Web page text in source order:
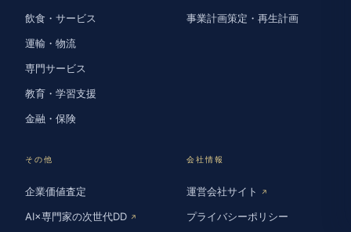
飲食・サービス
運輸・物流
専門サービス
教育・学習支援
金融・保険
事業計画策定・再生計画
その他
企業価値査定
AI×専門家の次世代DD ↗
会社情報
運営会社サイト ↗
プライバシーポリシー